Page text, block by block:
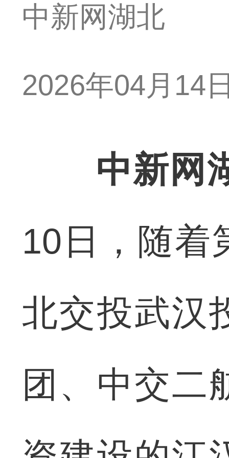
中新网湖北
2026年04月14
中新网
10日，随着
北交投武汉
团、中交二